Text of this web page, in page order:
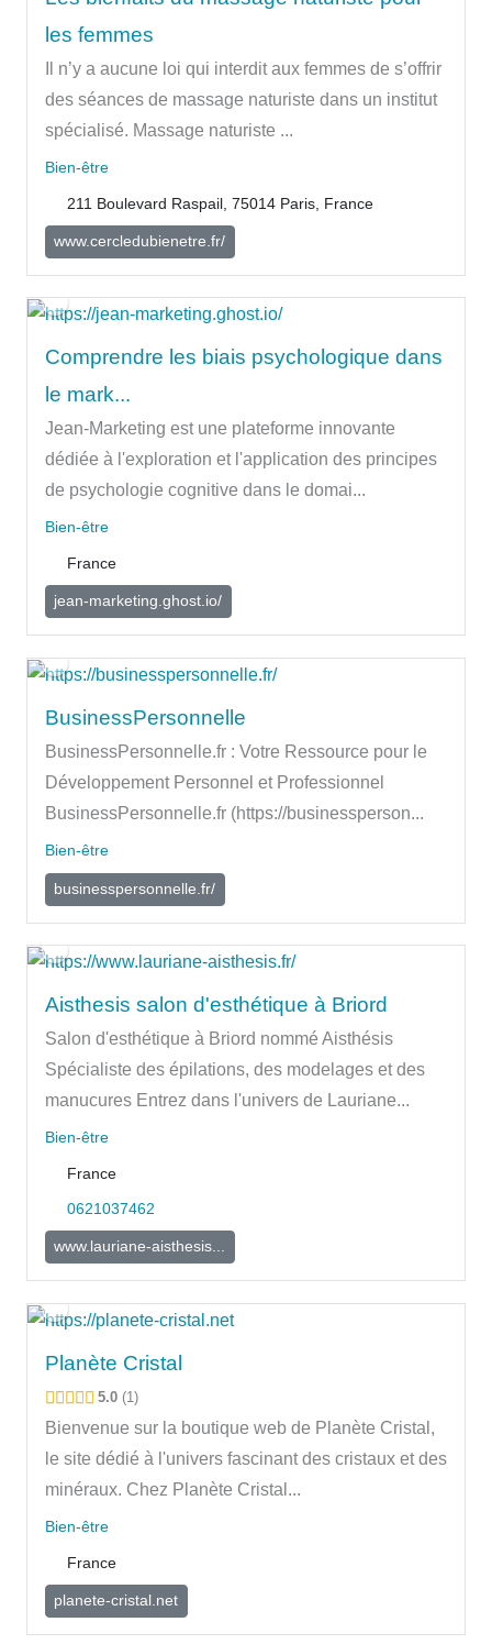
les femmes
Il n’y a aucune loi qui interdit aux femmes de s’offrir
des séances de massage naturiste dans un institut
spécialisé. Massage naturiste ...
Bien-être
211 Boulevard Raspail, 75014 Paris, France
www.cercledubienetre.fr/
Comprendre les biais psychologique dans
le mark...
Jean-Marketing est une plateforme innovante
dédiée à l'exploration et l'application des principes
de psychologie cognitive dans le domai...
Bien-être
France
jean-marketing.ghost.io/
BusinessPersonnelle
BusinessPersonnelle.fr : Votre Ressource pour le
Développement Personnel et Professionnel
BusinessPersonnelle.fr (https://businessperson...
Bien-être
businesspersonnelle.fr/
Aisthesis salon d'esthétique à Briord
Salon d'esthétique à Briord nommé Aisthésis
Spécialiste des épilations, des modelages et des
manucures Entrez dans l'univers de Lauriane...
Bien-être
France
0621037462
www.lauriane-aisthesis...
Planète Cristal
5.0 1
Bienvenue sur la boutique web de Planète Cristal,
le site dédié à l'univers fascinant des cristaux et des
minéraux. Chez Planète Cristal...
Bien-être
France
planete-cristal.net